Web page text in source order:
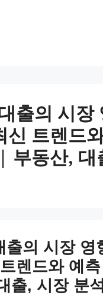
출의 시장
트렌드
부동산, 대
출의 시장 영
렌드와 예측
출, 시장 분석